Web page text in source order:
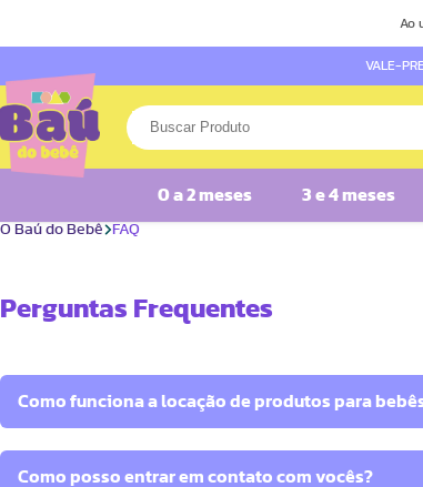
Ao
VALE-
0 a 2 meses 3 e 4 meses
O Baú do Bebê FAQ
Perguntas Frequentes
Como funciona a locação de produtos para
Como posso entrar em contato com vocês?